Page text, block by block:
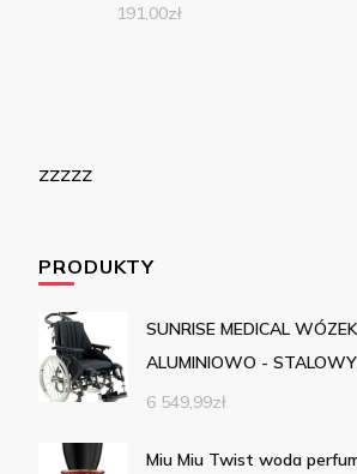
191,00zł
zzzzz
PRODUKTY
SUNRISE MEDICAL
ALUMINIOWO - STALOWY
6 549,99zł
Miu Miu Twist woda